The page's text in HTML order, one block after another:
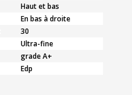
Haut et bas
En bas à droite
30
Ultra-fine
grade A+
Edp